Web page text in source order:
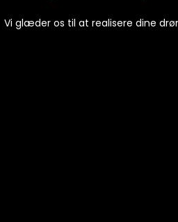
Vi glæder os til at realisere dine